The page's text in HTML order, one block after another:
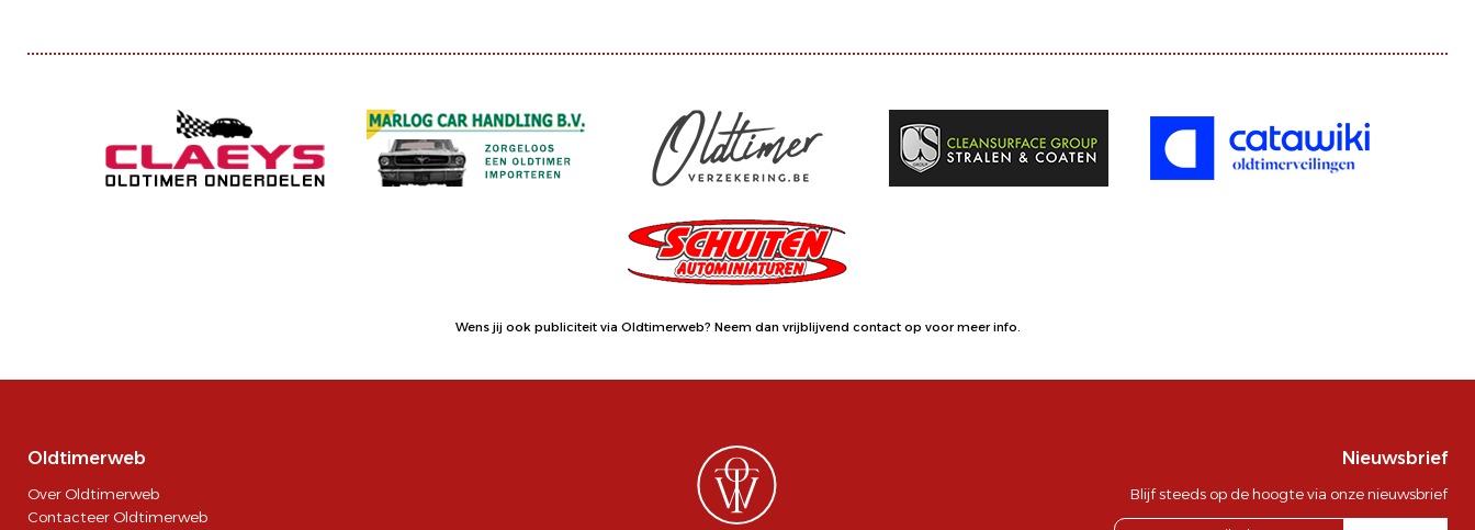
Wens jij ook publiciteit via Oldtimerweb? Neem dan vrijblijvend contact op voor meer info.
Oldtimerweb
Over Oldtimerweb
Contacteer Oldtimerweb
Nieuwsbrief
Blijf steeds op de hoogte via onze nieuwsbrief